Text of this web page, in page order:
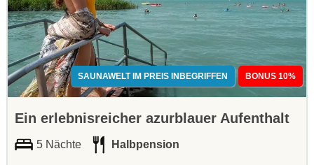
SAUNAWELT IM PREIS INBEGRIFFEN BONUS 10%
Ein erlebnisreicher azurblauer Aufenthalt
5 Nächte Halbpension